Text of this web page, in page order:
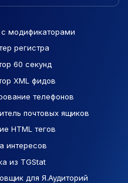
с модификаторами
регистра
60 секунд
XML фидов
телефонов
почтовых ящиков
HTML тегов
интересов
из TGStat
для Я.Аудиторий
сайтов
Карты
сайты
реклама